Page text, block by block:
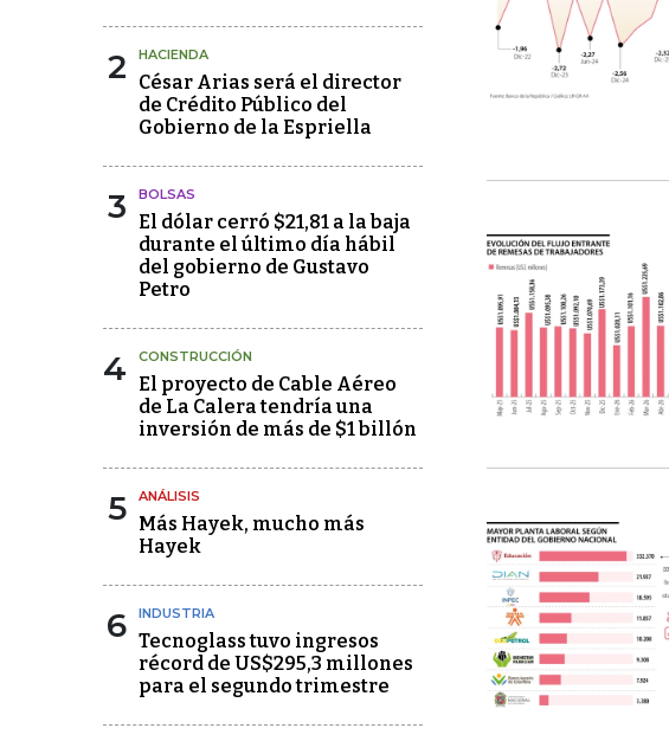
2 HACIENDA
César Arias será el director
de Crédito Público del
Gobierno de la Espriella
3 BOLSAS
El dólar cerró $21,81 a la baja
durante el último día hábil
del gobierno de Gustavo
Petro
4 CONSTRUCCIÓN
El proyecto de Cable Aéreo
de La Calera tendría una
inversión de más de $1 billón
5 ANÁLISIS
Más Hayek, mucho más
Hayek
6 INDUSTRIA
Tecnoglass tuvo ingresos
récord de US$295,3 millones
para el segundo trimestre